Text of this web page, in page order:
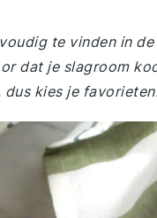
te vinden in
dat je slagroom
dus kies je